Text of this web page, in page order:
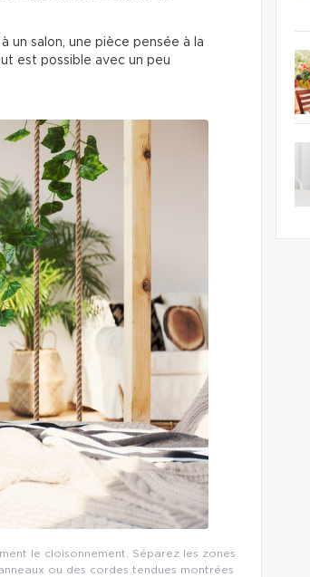
un salon, une pièce pensée à la
est possible avec un peu
le cloisonnement. Séparez les zones
ou des cordes tendues montrées